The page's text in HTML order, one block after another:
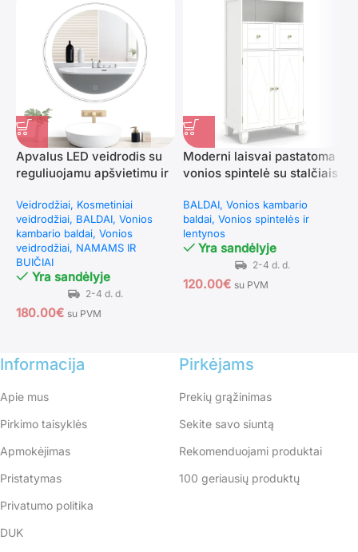
Apvalus LED veidrodis su
reguliuojamu apšvietimu ir
(Sidabrinė)
Veidrodžiai Kosmetiniai
veidrodžiai BALDAI Vonios
kambario baldai Vonios
veidrodžiai NAMAMS IR
BUIČIAI
Yra sandėlyje
180.00€ su PVM
Moderni laisvai pastatoma
vonios spintelė su stalčiais
(Balta)
BALDAI Vonios kambario
baldai Vonios spintelės ir
lentynos
Yra sandėlyje
120.00€ su PVM
Informacija
Apie mus
Pirkimo taisyklės
Apmokėjimas
Pristatymas
Privatumo politika
DUK
Pirkėjams
Prekių grąžinimas
Sekite savo siuntą
Rekomenduojami produktai
100 geriausių produktų